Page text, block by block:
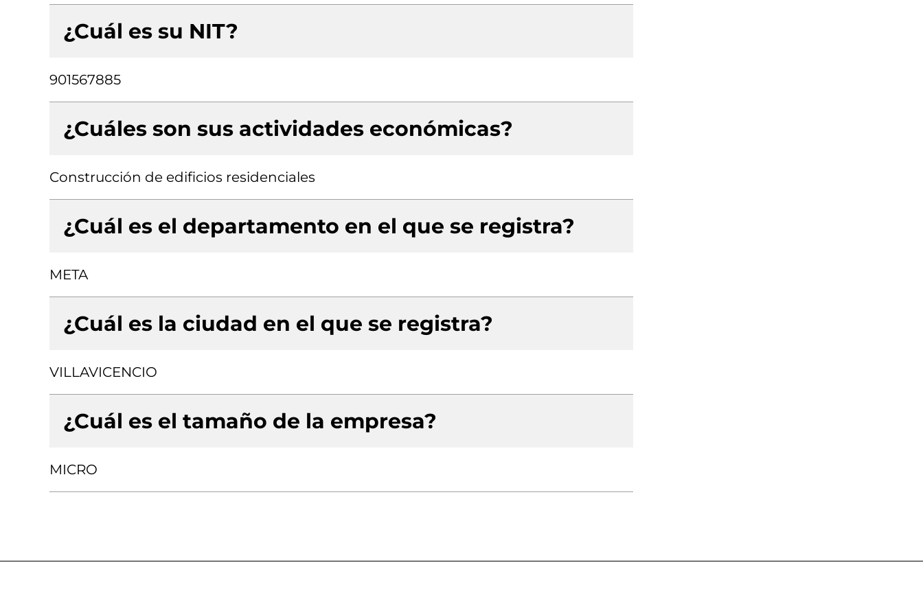
¿Cuál es su NIT?
901567885
¿Cuáles son sus actividades económicas?
Construcción de edificios residenciales
¿Cuál es el departamento en el que se registra?
META
¿Cuál es la ciudad en el que se registra?
VILLAVICENCIO
¿Cuál es el tamaño de la empresa?
MICRO